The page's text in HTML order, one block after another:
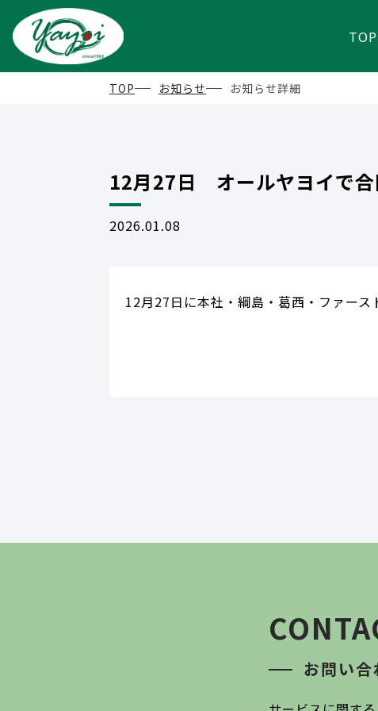
TOP
TOP お知らせ お知らせ詳細
12月27日 オールヤヨイで合
2026.01.08
12月27日に本社・綱島・葛西・ファース
お問い合